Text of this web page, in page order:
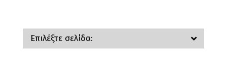
Επιλέξτε σελίδα: